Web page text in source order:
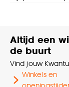
Altijd een
de buurt
Vind jouw
Winkels en